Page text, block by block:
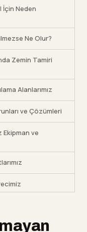
İçin Neden
Ne Olur?
Zemin Tamiri
Alanlarımız
ve Çözümleri
Ekipman ve